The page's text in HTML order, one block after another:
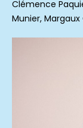
Clémence
Munier,